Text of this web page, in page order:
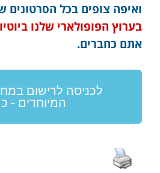
ואיפה צופים בכל הסרטונים
בערוץ הפופולארי שלנו
אתם כחברים.
לכניסה לרישום
המיוחדים -